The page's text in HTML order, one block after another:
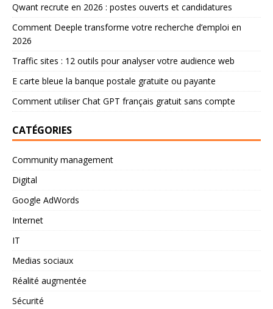
Qwant recrute en 2026 : postes ouverts et candidatures
Comment Deeple transforme votre recherche d’emploi en
2026
Traffic sites : 12 outils pour analyser votre audience web
E carte bleue la banque postale gratuite ou payante
Comment utiliser Chat GPT français gratuit sans compte
CATÉGORIES
Community management
Digital
Google AdWords
Internet
IT
Medias sociaux
Réalité augmentée
Sécurité